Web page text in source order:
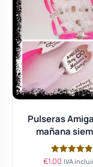
Pulseras
mañana
Valorado
€1.00 IVA